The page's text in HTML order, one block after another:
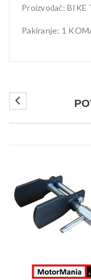
Proizvođač: BIKE
Pakiranje: 1